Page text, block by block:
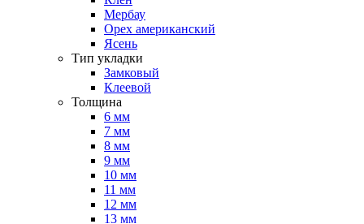
Мербау
Орех американский
Ясень
Тип укладки
Замковый
Клеевой
Толщина
6 мм
7 мм
8 мм
9 мм
10 мм
11 мм
12 мм
13 мм